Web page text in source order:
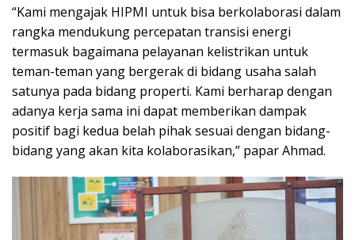
“Kami mengajak HIPMI untuk bisa berkolaborasi dalam
rangka mendukung percepatan transisi energi
termasuk bagaimana pelayanan kelistrikan untuk
teman-teman yang bergerak di bidang usaha salah
satunya pada bidang properti. Kami berharap dengan
adanya kerja sama ini dapat memberikan dampak
positif bagi kedua belah pihak sesuai dengan bidang-
bidang yang akan kita kolaborasikan,” papar Ahmad.